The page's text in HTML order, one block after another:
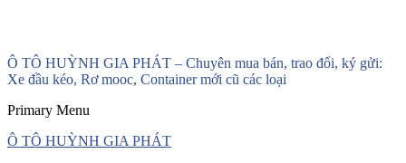
Ô TÔ HUỲNH GIA PHÁT – Chuyên mua bán, trao đổi, ký gửi:
Xe đầu kéo, Rơ mooc, Container mới cũ các loại
Primary Menu
Ô TÔ HUỲNH GIA PHÁT